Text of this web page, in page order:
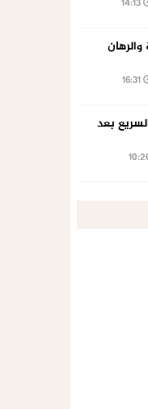
والرهان
بعد